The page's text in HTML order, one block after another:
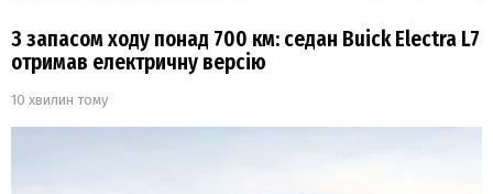
З запасом ходу понад 700 км: седан Buick Electra L7
отримав електричну версію
10 хвилин тому